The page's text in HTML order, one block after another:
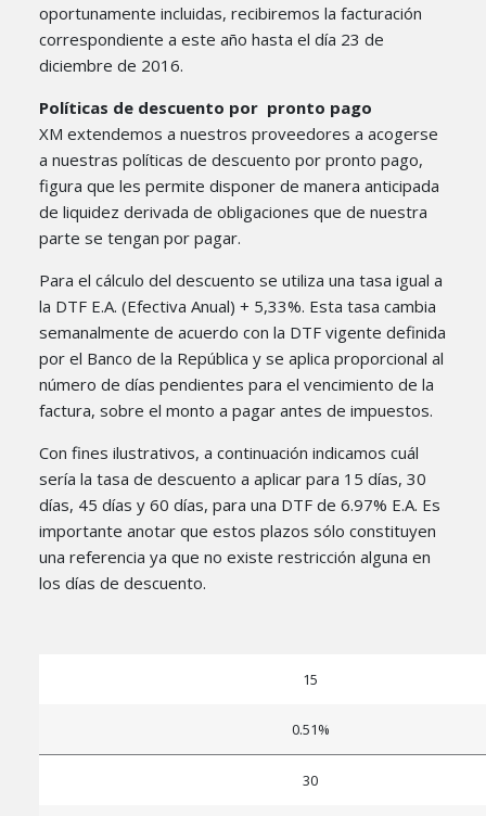
oportunamente incluidas, recibiremos la facturación
correspondiente a este año hasta el día 23 de
diciembre de 2016.
Políticas de descuento por pronto pago
XM extendemos a nuestros proveedores a acogerse
a nuestras políticas de descuento por pronto pago,
figura que les permite disponer de manera anticipada
de liquidez derivada de obligaciones que de nuestra
parte se tengan por pagar.
Para el cálculo del descuento se utiliza una tasa igual a
la DTF E.A. (Efectiva Anual) + 5,33%. Esta tasa cambia
semanalmente de acuerdo con la DTF vigente definida
por el Banco de la República y se aplica proporcional al
número de días pendientes para el vencimiento de la
factura, sobre el monto a pagar antes de impuestos.
Con fines ilustrativos, a continuación indicamos cuál
sería la tasa de descuento a aplicar para 15 días, 30
días, 45 días y 60 días, para una DTF de 6.97% E.A. Es
importante anotar que estos plazos sólo constituyen
una referencia ya que no existe restricción alguna en
los días de descuento.
15
0.51%
30